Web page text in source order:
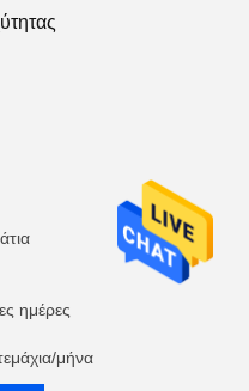
ημέρες
μήνα